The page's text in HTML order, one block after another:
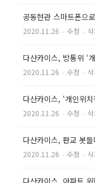
2020.11.26 ‧ 수정 ‧
다산카이스, 방통위 ‘
2020.11.26 ‧ 수정 ‧
다산카이스, ‘개인위
2020.11.26 ‧ 수정 ‧
다산카이스, 판교 봇
2020.11.26 ‧ 수정 ‧